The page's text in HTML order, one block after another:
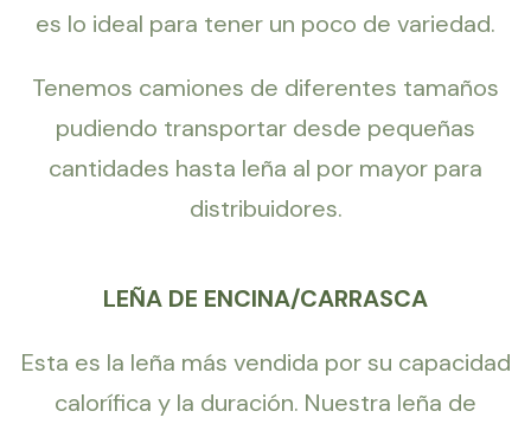
es lo ideal para tener un poco de variedad.
Tenemos camiones de diferentes tamaños
pudiendo transportar desde pequeñas
cantidades hasta leña al por mayor para
distribuidores.
LEÑA DE ENCINA/CARRASCA
Esta es la leña más vendida por su capacidad
calorífica y la duración. Nuestra leña de